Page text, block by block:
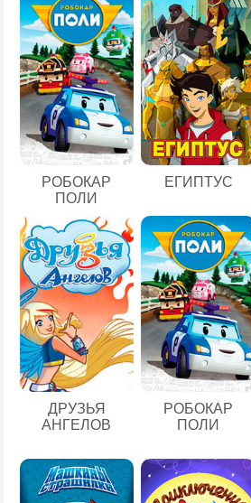
РОБОКАР
ПОЛИ
ЕГИПТУС
ДРУЗЬЯ
АНГЕЛОВ
РОБОКАР
ПОЛИ